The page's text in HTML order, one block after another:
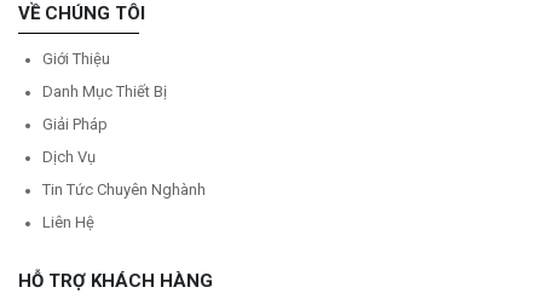
VỀ CHÚNG TÔI
Giới Thiệu
Danh Mục Thiết Bị
Giải Pháp
Dịch Vụ
Tin Tức Chuyên Nghành
Liên Hệ
HỖ TRỢ KHÁCH HÀNG